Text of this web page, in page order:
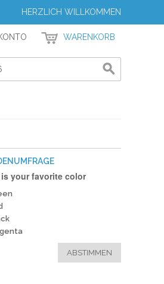
HERZLICH WILLKOMMEN
WARENKORB
your favorite color
ABSTIMMEN